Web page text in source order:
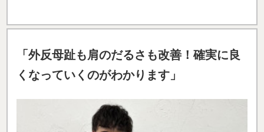
「外反母趾も肩のだるさも改善！確実に良
くなっていくのがわかります」